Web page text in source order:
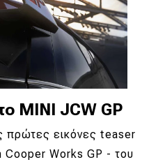
MINI JCW GP
πρώτες εικόνες teaser
Works GP - του